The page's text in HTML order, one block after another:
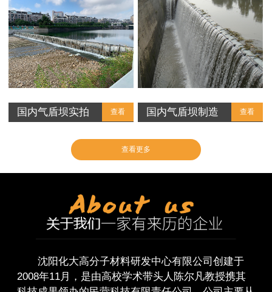
国内气盾坝实拍 查看 国内气盾坝制造 查看
查看更多
沈阳化大高分子材料研发中心有限公司创建于
2008年11月，是由高校学术带头人陈尔凡教授携其